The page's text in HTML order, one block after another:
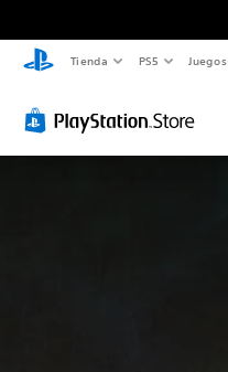
Tienda PS5 Juegos